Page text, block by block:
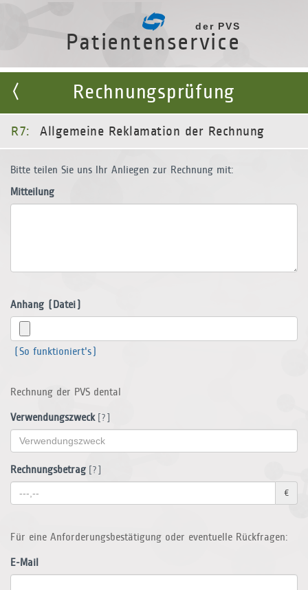
Patientenservice
der PVS
Rechnungsprüfung
R7: Allgemeine Reklamation der Rechnung
Bitte teilen Sie uns Ihr Anliegen zur Rechnung mit:
Mitteilung
Anhang (Datei)
(So funktioniert's)
Rechnung der PVS dental
Verwendungszweck [?]
Rechnungsbetrag [?]
€
Für eine Anforderungsbestätigung oder eventuelle Rückfragen:
E-Mail